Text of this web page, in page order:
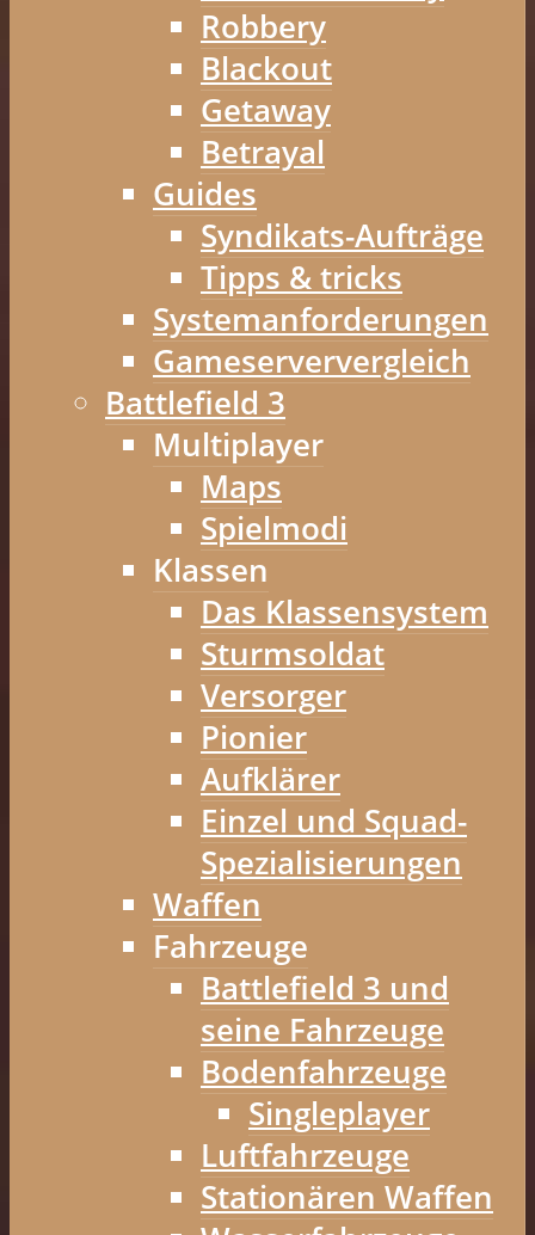
Robbery
Blackout
Getaway
Betrayal
Guides
Syndikats-Aufträge
Tipps & tricks
Systemanforderungen
Gameserververgleich
Battlefield 3
Multiplayer
Maps
Spielmodi
Klassen
Das Klassensystem
Sturmsoldat
Versorger
Pionier
Aufklärer
Einzel und Squad-
Spezialisierungen
Waffen
Fahrzeuge
Battlefield 3 und
seine Fahrzeuge
Bodenfahrzeuge
Singleplayer
Luftfahrzeuge
Stationären Waffen